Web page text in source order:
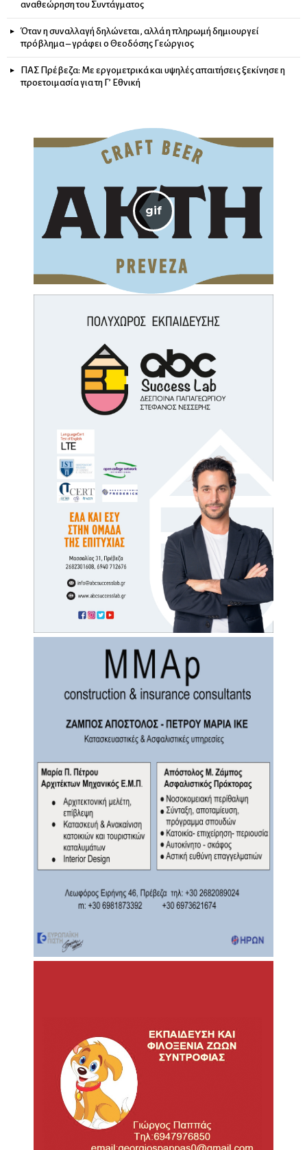
αναθεώρηση του Συντάγματος
Όταν η συναλλαγή δηλώνεται, αλλά η πληρωμή δημιουργεί
πρόβλημα – γράφει ο Θεοδόσης Γεώργιος
ΠΑΣ Πρέβεζα: Με εργομετρικά και υψηλές απαιτήσεις ξεκίνησε η
προετοιμασία για τη Γ’ Εθνική